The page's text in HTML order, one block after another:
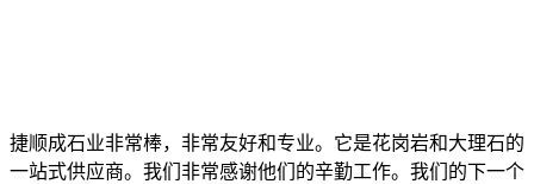
捷顺成石业非常棒，非常友好和专业。它是花岗岩和大理石的
一站式供应商。我们非常感谢他们的辛勤工作。我们的下一个